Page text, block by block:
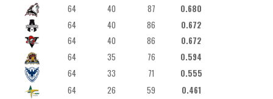
64
40 87
0.680
64
40 86
0.672
64
40 86
0.672
64
35 76
0.594
64
33 71
0.555
64
26 59
0.461